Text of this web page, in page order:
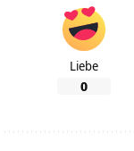
Liebe
0